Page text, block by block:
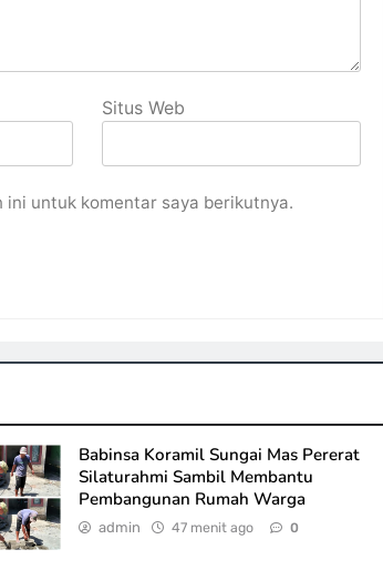
Situs Web
ini untuk komentar saya berikutnya.
Babinsa Koramil Sungai Mas Pererat
Silaturahmi Sambil Membantu
Pembangunan Rumah Warga
admin 47 menit ago 0